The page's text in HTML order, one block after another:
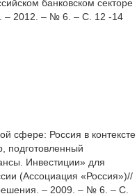
банковском секторе
– 2012. – № 6. – С. 12 -14
сфере: Россия в контексте
подготовленный
Инвестиции» для
(Ассоциация «Россия»)//
– 2009. – № 6. – С.